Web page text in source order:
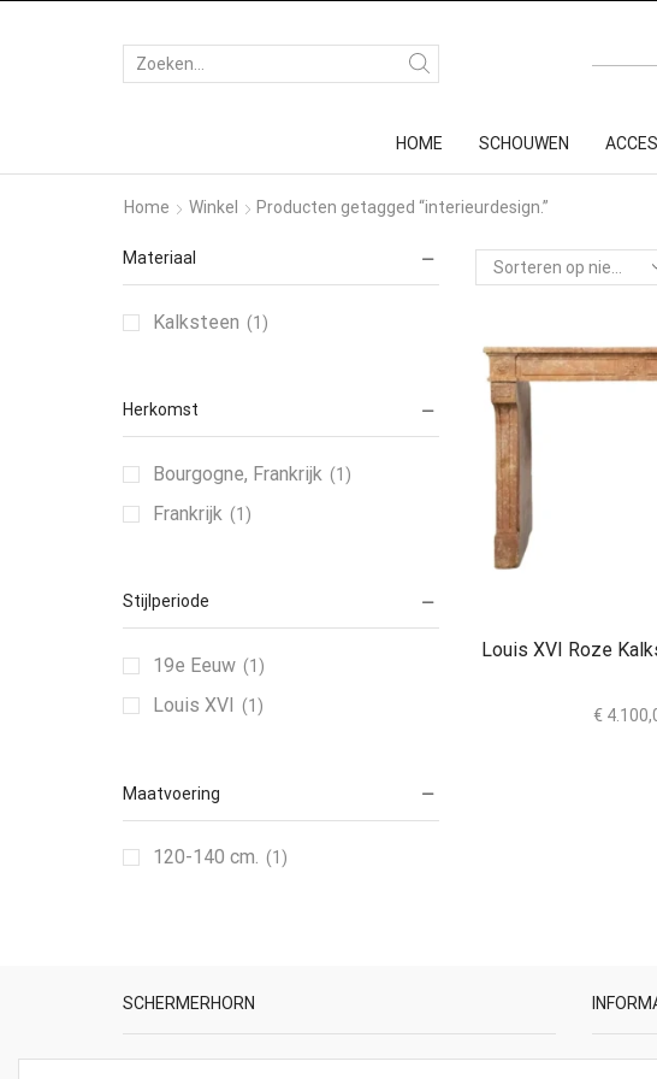
HOME SCHOUWEN
Home Winkel Producten getagged “interieurdesign.”
Louis XVI Roze
€
Materiaal
Kalksteen (1)
Herkomst
Bourgogne, Frankrijk (1)
Frankrijk (1)
Stijlperiode
19e Eeuw (1)
Louis XVI (1)
Maatvoering
120-140 cm. (1)
SCHERMERHORN